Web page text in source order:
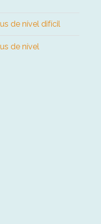
de nível difícil
de nível